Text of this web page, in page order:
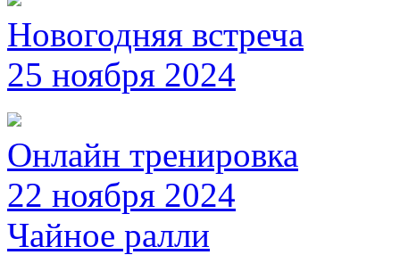
Новогодняя встреча
25 ноября 2024
Онлайн тренировка
22 ноября 2024
Чайное ралли